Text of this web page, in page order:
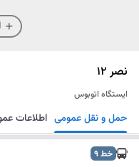
نصر 12
ایستگاه اتوبوس
مسیریابی ذخیره حمل و نقل عمومی اطلاعات
خط9